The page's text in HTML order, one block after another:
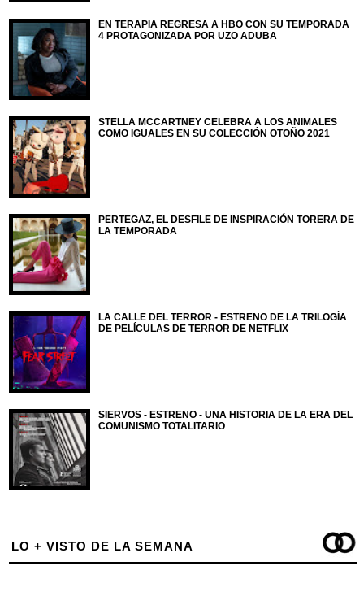
EN TERAPIA REGRESA A HBO CON SU TEMPORADA
4 PROTAGONIZADA POR UZO ADUBA
STELLA MCCARTNEY CELEBRA A LOS ANIMALES
COMO IGUALES EN SU COLECCIÓN OTOÑO 2021
PERTEGAZ, EL DESFILE DE INSPIRACIÓN TORERA DE
LA TEMPORADA
LA CALLE DEL TERROR - ESTRENO DE LA TRILOGÍA
DE PELÍCULAS DE TERROR DE NETFLIX
SIERVOS - ESTRENO - UNA HISTORIA DE LA ERA DEL
COMUNISMO TOTALITARIO
LO + VISTO DE LA SEMANA